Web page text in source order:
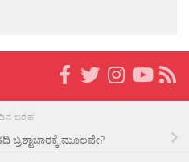
ಬರಹ
ಮೂಲವೇ?